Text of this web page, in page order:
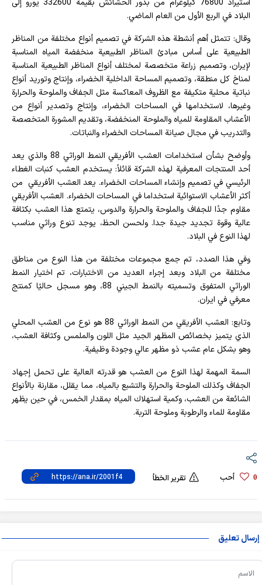
استيراد 76800 كيلوغرام من بذور الحشائش بقيمة 332600 يورو إلى
البلاد في الربع الأول من العام الماضي.
وقال: تتمثل أهم أنشطة هذه الشركة في تصميم أنواع مختلفة من المناظر
الطبيعية على أساس مبادئ المناظر الطبيعية منخفضة المياه المناسبة
لإيران، وتصميم زراعة متخصصة لمختلف أنواع المناظر الطبيعية المناسبة
لمناخ كل منطقة، وتصميم المساحة الداخلية الخضراء، وإنتاج وتوريد أنواع
نباتية محلية متكيفة مع الظروف المعاكسة مثل الجفاف والملوحة والحرارة
وغيرها، لاستخدامها في المساحات الخضراء، وإنتاج وتصدير أنواع من
الأعشاب المقاومة للمياه والملوحة المنخفضة، وتقديم المشورة المتخصصة
والتدريب في مجال صيانة المساحات الخضراء والنباتات.
وأوضح بشأن استخدامات العشب الأفريقي النمط الوراثي 88 والذي يعد
أحد المنتجات المعرفية لهذه الشركة قائلاً: يستخدم العشب كنبات الغطاء
الرئيسي في تصميم وإنشاء المساحات الخضراء. يعد العشب الأفريقي من
أكثر الأعشاب الاستوائية استخداما في المساحات الخضراء. العشب الأفريقي
مقاوم جدًا للجفاف والملوحة والحرارة والدوس، يتمتع هذا العشب بكثافة
عالية وقوة تجديد جيدة جدا. ولحسن الحظ، يوجد تنوع وراثي مناسب
لهذا النوع في البلاد.
وفي هذا الصدد، تم جمع مجموعات مختلفة من هذا النوع من مناطق
مختلفة من البلاد وبعد إجراء العديد من الاختبارات، تم اختيار النمط
الوراثي المتفوق وتسميته بالنمط الجيني 88، وهو مسجل حاليًا كمنتج
معرفي في ايران.
وتابع: العشب الأفريقي من النمط الوراثي 88 هو نوع من العشب المحلي
الذي يتميز بخصائص المظهر الجيد مثل اللون والملمس وكثافة العشب،
وهو بشكل عام عشب ذو مظهر عالي وجودة وظيفية.
السمة المهمة لهذا النوع من العشب هو قدرته العالية على تحمل إجهاد
الجفاف وكذلك الملوحة والحرارة والتشبع بالمياه، مما يقلل، مقارنة بالأنواع
الشائعة من العشب، وكمية استهلاك المياه بمقدار الخمس، في حين يظهر
مقاومة للماء والرطوبة وملوحة التربة.
0 أحب تقرير الخطأ
إرسال تعليق